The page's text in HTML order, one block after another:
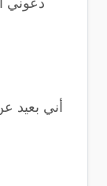
أني بعيد